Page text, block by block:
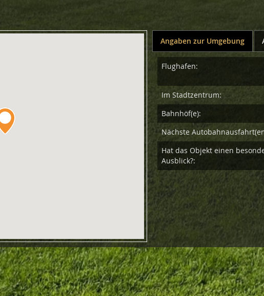
Angaben zur Umgebung
Flughafen:
Im Stadtzentrum:
Bahnhöf(e):
Nächste
Hat das Objekt einen
Ausblick?: